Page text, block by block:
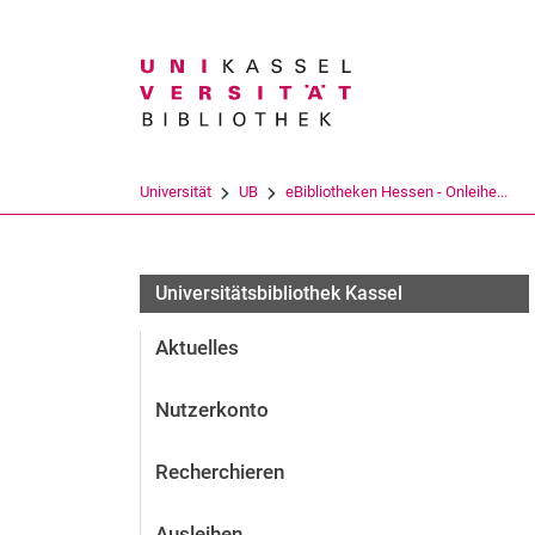
Universität UB eBibliotheken Hessen - Onleihe...
Universitätsbibliothek Kassel
Aktuelles
Nutzerkonto
Recherchieren